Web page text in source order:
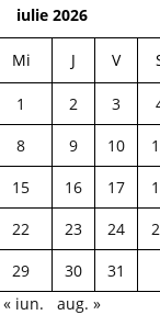
iulie 2026
Mi J V
1 2 3
8 9 10
15 16 17
22 23 24
29 30
31
« iun.
aug. »